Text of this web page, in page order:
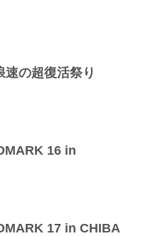
速の超復活祭り
16 in
17 in CHIBA